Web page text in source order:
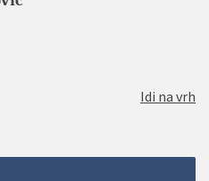
Idi na vrh